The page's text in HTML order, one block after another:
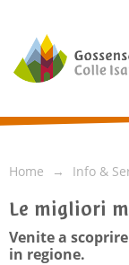
Home Info &
Le migliori
Venite a
in regione.